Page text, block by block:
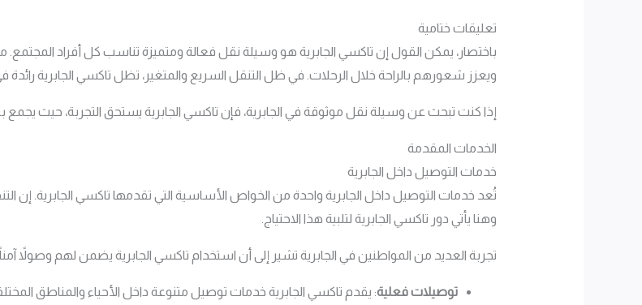
تعليقات ختامية
باختصار، يمكن القول إن تاكسي الجابرية هو وسيلة نقل فعالة ومتميزة تناسب كل أفراد
ويعزز شعورهم بالراحة خلال الرحلات. في ظل التنقل السريع والمتغير، تظل تاكسي الجابرية رائدة
إذا كنت تبحث عن وسيلة نقل موثوقة في الجابرية، فإن تاكسي الجابرية يستحق التجربة، حيث يجمع
الخدمات المقدمة
خدمات التوصيل داخل الجابرية
تُعد خدمات التوصيل داخل الجابرية واحدة من الخواص الأساسية التي تقدمها تاكسي الجابرية. إن
وهنا يأتي دور تاكسي الجابرية لتلبية هذا الاحتياج.
تجربة العديد من المواطنين في الجابرية تشير إلى أن استخدام تاكسي الجابرية يضمن لهم وصولاً
توصيلات فعلية: يقدم تاكسي الجابرية خدمات توصيل متنوعة داخل الأحياء والمناطق